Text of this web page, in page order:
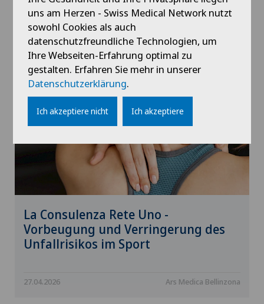
28.04.2026
La Consulenza Rete Uno -
Vorbeugung und Verringerung des
Unfallrisikos im Sport
27.04.2026 Ars Medica Bellinzona
uns am Herzen - Swiss Medical Network nutzt
sowohl Cookies als auch
datenschutzfreundliche Technologien, um
Ihre Webseiten-Erfahrung optimal zu
gestalten. Erfahren Sie mehr in unserer
Datenschutzerklärung.
Ich akzeptiere nicht Ich akzeptiere